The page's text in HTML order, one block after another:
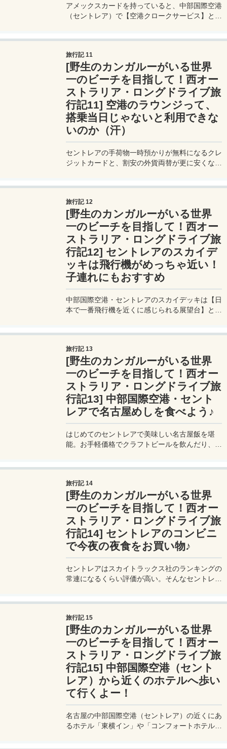
アメックスカードを持っていると、中部国際空港
（セントレア）で【空港クロークサービス】とい
旅行記 11
[野生のカンガルーがいる世界
一のビーチを目指して！西オー
ストラリア・ロングドライブ旅
行記11] 空港のラウンジって、
搭乗当日じゃないと利用できな
いのか（汗）
セントレアの手荷物一時預かりが無料になるクレ
ジットカードと、割安の外貨両替が更に安くなる
旅行記 12
[野生のカンガルーがいる世界
一のビーチを目指して！西オー
ストラリア・ロングドライブ旅
行記12] セントレアのスカイデ
ッキは飛行機がめっちゃ近い！
子連れにもおすすめ
中部国際空港・セントレアのスカイデッキは【日
本で一番飛行機を近くに感じられる展望台】とし
旅行記 13
[野生のカンガルーがいる世界
一のビーチを目指して！西オー
ストラリア・ロングドライブ旅
行記13] 中部国際空港・セント
レアで名古屋めしを食べよう♪
はじめてのセントレアで美味しい名古屋飯を堪
能。お手軽価格でクラフトビールを飲んだり、名
旅行記 14
[野生のカンガルーがいる世界
一のビーチを目指して！西オー
ストラリア・ロングドライブ旅
行記14] セントレアのコンビニ
で今夜の夜食をお買い物♪
セントレアはスカイトラックス社のランキングの
常連になるくらい評価が高い。そんなセントレア
旅行記 15
[野生のカンガルーがいる世界
一のビーチを目指して！西オー
ストラリア・ロングドライブ旅
行記15] 中部国際空港（セント
レア）から近くのホテルへ歩い
て行くよー！
名古屋の中部国際空港（セントレア）の近くにあ
るホテル「東横イン」や「コンフォートホテル」